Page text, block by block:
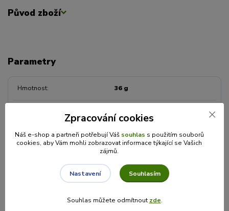
Původ zboží
Parametry
Hmotnost 36 g
Druh čaje zelený
Zboží zařazeno v kategoriích
Zpracování cookies
Náš e-shop a partneři potřebují Váš souhlas s použitím souborů
cookies, aby Vám mohli zobrazovat informace týkající se Vašich
zájmů.
Nastavení Souhlasím
Souhlas můžete odmítnout zde.